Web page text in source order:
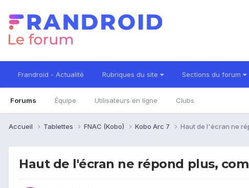
Frandroid - Actualité Rubriques du site Sections du forum
Forums Équipe Utilisateurs en ligne Clubs
Accueil Tablettes FNAC (Kobo) Kobo Arc 7 Haut de l'écran ne
Haut de l'écran ne répond plus,